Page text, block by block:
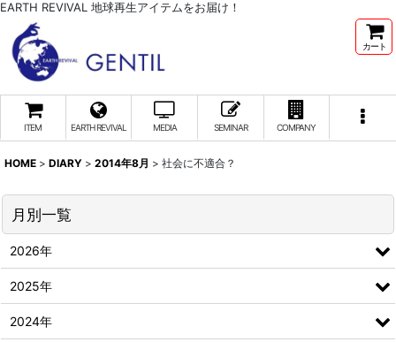
EARTH REVIVAL 地球再生アイテムをお届け！
カート
ITEM EARTH REVIVAL MEDIA SEMINAR COMPANY
HOME > DIARY > 2014年8月 > 社会に不適合？
月別一覧
2026年
2025年
2024年